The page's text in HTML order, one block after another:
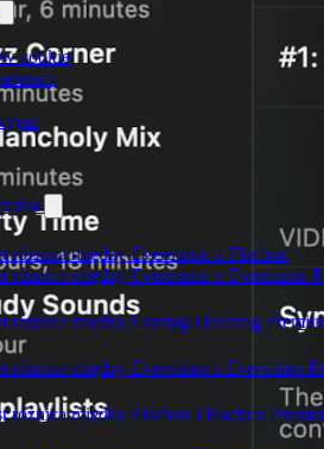
cookie
różnica między Evermusic a Flacbox
różnica między Evermusic a Evermusic
różnica między Evertag i Evertag
różnica między Evervideo a Evervideo
różnica między Flacbox i Flacbox